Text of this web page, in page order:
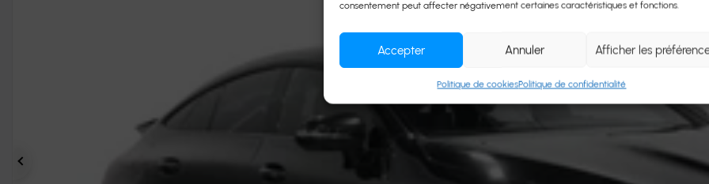
consentement peut affecter négativement certaines caractéristiques et fonctions.
Accepter Annuler Afficher les
Politique de cookiesPolitique de confidentialité